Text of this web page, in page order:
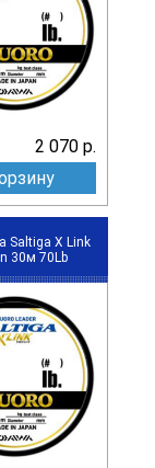
2 070 р.
Saltiga X Link
30м 70Lb